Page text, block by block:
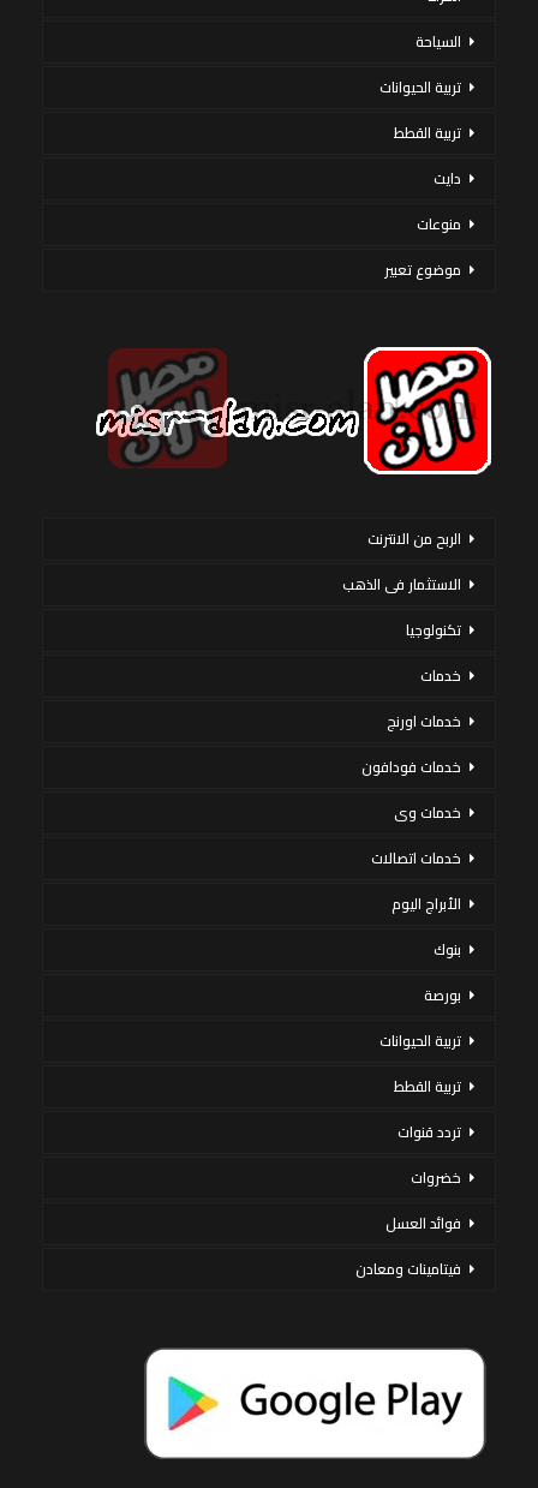
السياحة
تربية الحيوانات
تربية القطط
دايت
منوعات
موضوع تعبير
الربح من الانترنت
الاستثمار فى الذهب
تكنولوجيا
خدمات
خدمات اورنج
خدمات فودافون
خدمات وى
خدمات اتصالات
الأبراج اليوم
بنوك
بورصة
تربية الحيوانات
تربية القطط
تردد قنوات
خضروات
فوائد العسل
فيتامينات ومعادن